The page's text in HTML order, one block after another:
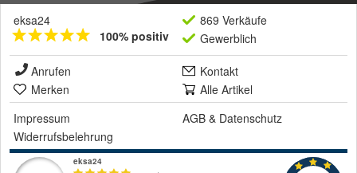
eksa24
100% positiv
869 Verkäufe
Gewerblich
Anrufen
Kontakt
Merken
Alle Artikel
Impressum
AGB & Datenschutz
Widerrufsbelehrung